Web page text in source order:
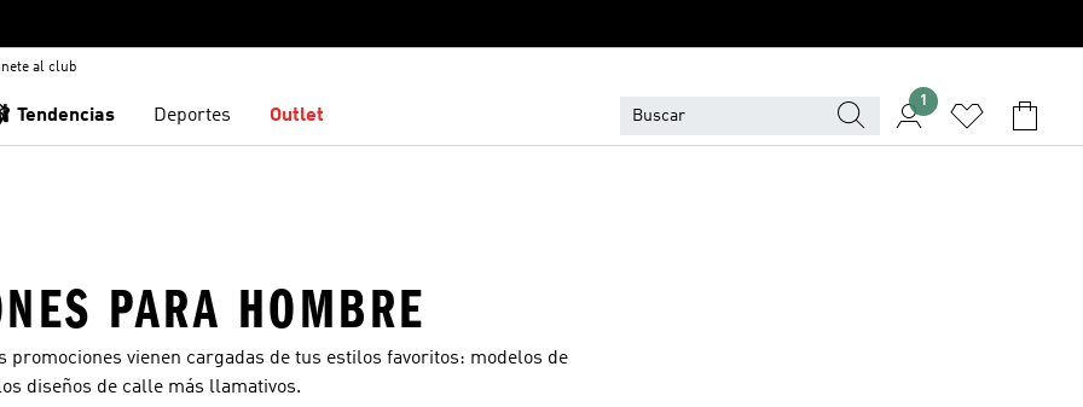
al club
Tendencias Deportes Outlet
1
PARA HOMBRE
vienen cargadas de tus estilos favoritos: modelos de
diseños de calle más llamativos.